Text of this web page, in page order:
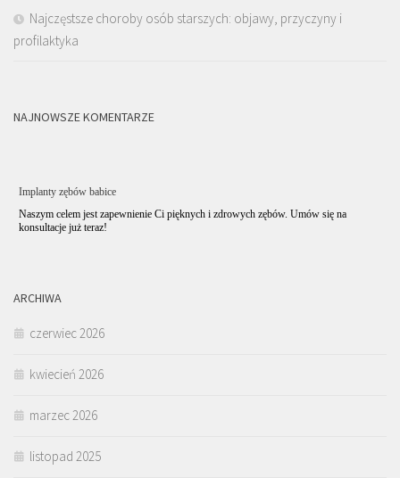
Najczęstsze choroby osób starszych: objawy, przyczyny i
profilaktyka
NAJNOWSZE KOMENTARZE
Implanty zębów babice
Naszym celem jest zapewnienie Ci pięknych i zdrowych zębów. Umów się na
konsultacje już teraz!
ARCHIWA
czerwiec 2026
kwiecień 2026
marzec 2026
listopad 2025